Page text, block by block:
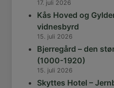
17. juli 2026
Kås Hoved og
vidnesbyrd
15. juli 2026
Bjerregård – den
(1000-1920)
15. juli 2026
Skyttes Hotel –